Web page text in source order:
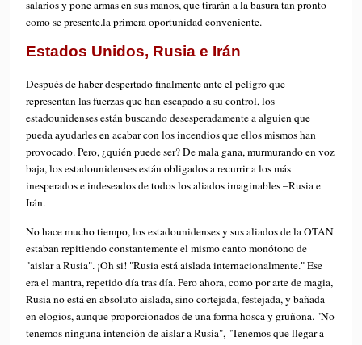
salarios y pone armas en sus manos, que tirarán a la basura tan pronto
como se presente.la primera oportunidad conveniente.
Estados Unidos, Rusia e Irán
Después de haber despertado finalmente ante el peligro que
representan las fuerzas que han escapado a su control, los
estadounidenses están buscando desesperadamente a alguien que
pueda ayudarles en acabar con los incendios que ellos mismos han
provocado. Pero, ¿quién puede ser? De mala gana, murmurando en voz
baja, los estadounidenses están obligados a recurrir a los más
inesperados e indeseados de todos los aliados imaginables –Rusia e
Irán.
No hace mucho tiempo, los estadounidenses y sus aliados de la OTAN
estaban repitiendo constantemente el mismo canto monótono de
"aislar a Rusia". ¡Oh si! "Rusia está aislada internacionalmente." Ese
era el mantra, repetido día tras día. Pero ahora, como por arte de magia,
Rusia no está en absoluto aislada, sino cortejada, festejada, y bañada
en elogios, aunque proporcionados de una forma hosca y gruñona. "No
tenemos ninguna intención de aislar a Rusia", "Tenemos que llegar a